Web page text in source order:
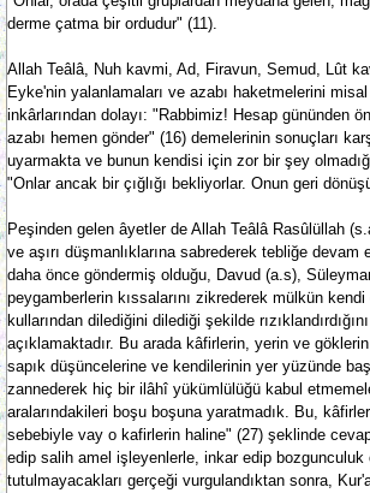
derme çatma bir ordudur" (11).
Allah Teâlâ, Nuh kavmi, Ad, Firavun, Semud, Lût
Eyke'nin yalanlamaları ve azabı haketmelerini
inkârlarından dolayı: "Rabbimiz! Hesap gününden
azabı hemen gönder" (16) demelerinin sonuçları
uyarmakta ve bunun kendisi için zor bir şey
"Onlar ancak bir çığlığı bekliyorlar. Onun geri
Peşinden gelen âyetler de Allah Teâlâ Rasûlüllah
ve aşırı düşmanlıklarına sabrederek tebliğe devam
daha önce göndermiş olduğu, Davud (a.s),
peygamberlerin kıssalarını zikrederek mülkün
kullarından dilediğini dilediği şekilde
açıklamaktadır. Bu arada kâfirlerin, yerin ve göklerin
sapık düşüncelerine ve kendilerinin yer yüzünde
zannederek hiç bir ilâhî yükümlülüğü kabul
aralarındakileri boşu boşuna yaratmadık. Bu,
sebebiyle vay o kafirlerin haline" (27) şeklinde
edip salih amel işleyenlerle, inkar edip bozgunculuk
tutulmayacakları gerçeği vurgulandıktan sonra,